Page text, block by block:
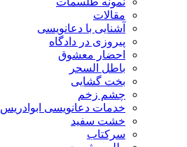
مقالات
آشنایی با دعانویسی
پیروزی در دادگاه
احضار معشوق
باطل السحر
بخت گشایی
چشم زخم
خدمات دعانویسی ابوادریس
خشت سفید
سرکتاب